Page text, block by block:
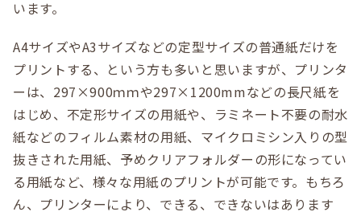
います。
A4サイズやA3サイズなどの定型サイズの普通紙だけを
プリントする、という方も多いと思いますが、プリンタ
ーは、297×900ｍｍや297×1200mmなどの長尺紙を
はじめ、不定形サイズの用紙や、ラミネート不要の耐水
紙などのフィルム素材の用紙、マイクロミシン入りの型
抜きされた用紙、予めクリアフォルダーの形になってい
る用紙など、様々な用紙のプリントが可能です。もちろ
ん、プリンターにより、できる、できないはあります